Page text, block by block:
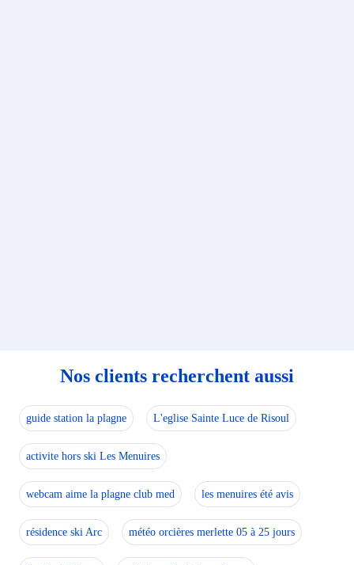
Nos clients recherchent aussi
guide station la plagne L'eglise Sainte Luce de Risoul
activite hors ski Les Menuires
webcam aime la plagne club med les menuires été avis
résidence ski Arc météo orcières merlette 05 à 25 jours